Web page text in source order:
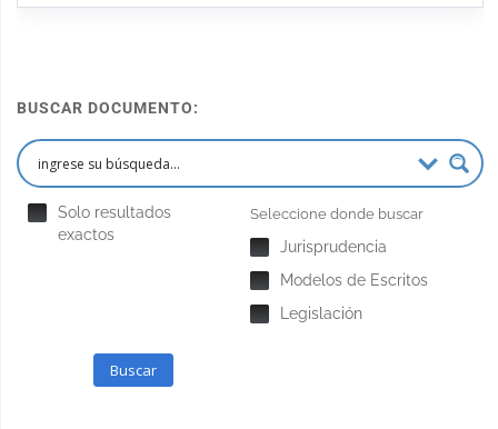
BUSCAR DOCUMENTO:
Solo resultados
exactos
Seleccione donde buscar
Jurisprudencia
Modelos de Escritos
Legislación
Buscar